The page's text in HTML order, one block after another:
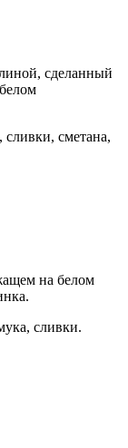
сделанный
сметана,
на белом
сливки.